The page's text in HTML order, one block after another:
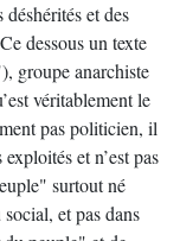
et des
dessous un texte
groupe anarchiste
véritablement le
pas politicien, il
et n’est pas
surtout né
et pas dans